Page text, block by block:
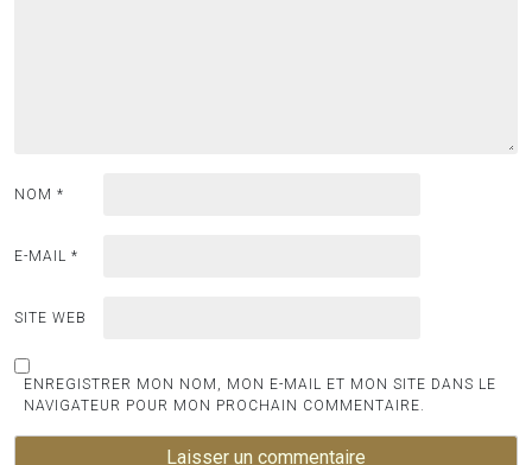
NOM *
E-MAIL *
SITE WEB
ENREGISTRER MON NOM, MON E-MAIL ET MON SITE DANS LE
NAVIGATEUR POUR MON PROCHAIN COMMENTAIRE.